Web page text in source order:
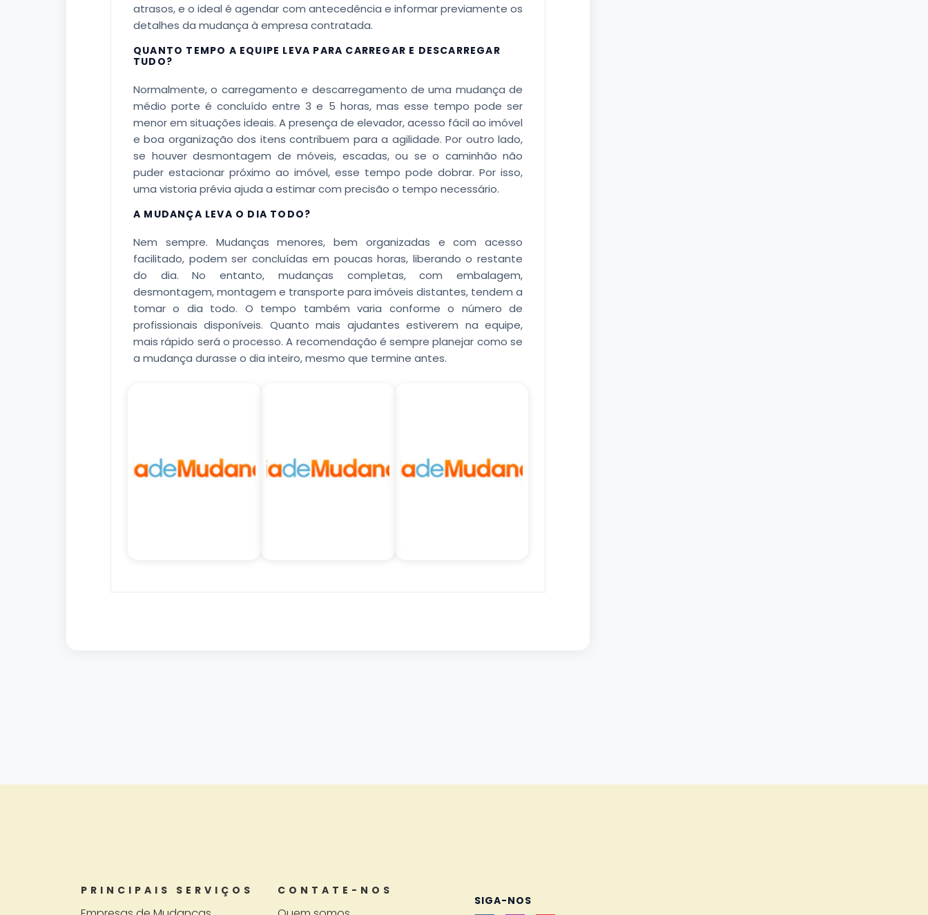
atrasos, e o ideal é agendar com antecedência e informar previamente os
detalhes da mudança à empresa contratada.
QUANTO TEMPO A EQUIPE LEVA PARA CARREGAR E DESCARREGAR
TUDO?
Normalmente, o carregamento e descarregamento de uma mudança de
médio porte é concluído entre 3 e 5 horas, mas esse tempo pode ser
menor em situações ideais. A presença de elevador, acesso fácil ao imóvel
e boa organização dos itens contribuem para a agilidade. Por outro lado,
se houver desmontagem de móveis, escadas, ou se o caminhão não
puder estacionar próximo ao imóvel, esse tempo pode dobrar. Por isso,
uma vistoria prévia ajuda a estimar com precisão o tempo necessário.
A MUDANÇA LEVA O DIA TODO?
Nem sempre. Mudanças menores, bem organizadas e com acesso
facilitado, podem ser concluídas em poucas horas, liberando o restante
do dia. No entanto, mudanças completas, com embalagem,
desmontagem, montagem e transporte para imóveis distantes, tendem a
tomar o dia todo. O tempo também varia conforme o número de
profissionais disponíveis. Quanto mais ajudantes estiverem na equipe,
mais rápido será o processo. A recomendação é sempre planejar como se
a mudança durasse o dia inteiro, mesmo que termine antes.
PRINCIPAIS SERVIÇOS CONTATE-NOS
SIGA-NOS